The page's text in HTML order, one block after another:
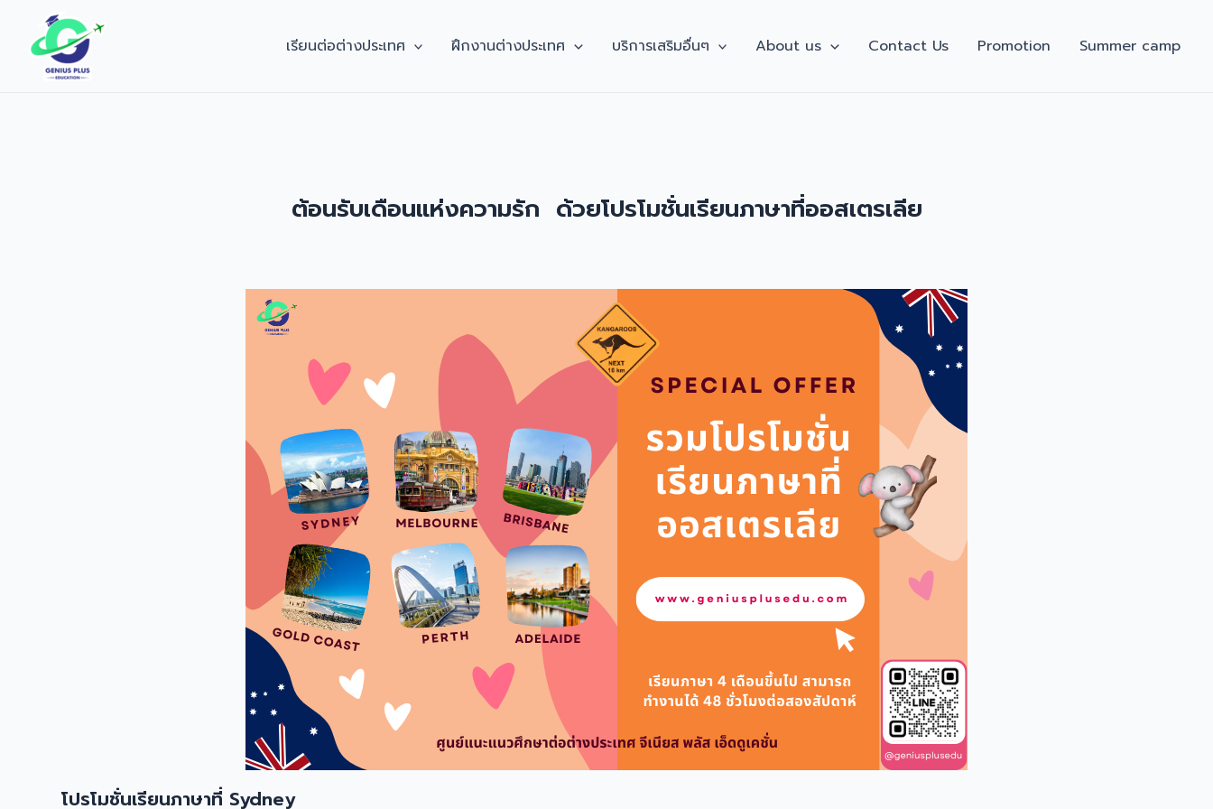
content
เรียนต่อต่างประเทศ ฝึกงานต่างประเทศ บริการเสริมอื่นๆ About us Contact Us Promotion Summer camp
ต้อนรับเดือนแห่งความรัก ด้วยโปรโมชั่นเรียนภาษาที่ออสเตรเลีย
โปรโมชั่นเรียนภาษาที่ Sydney